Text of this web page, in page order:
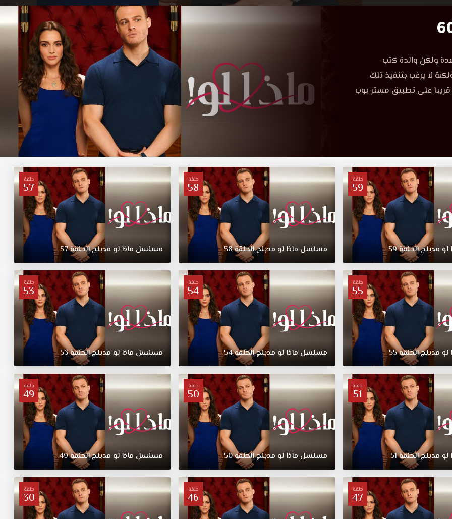
ولكن والدة كتب
لا يرغب بتنفيذ تلك
قريبا على تطبيق مستر بوب
حلقة
59
لو مدبلجالحلقة59
حلقة
58
مسلسل ماذا لو مدبلجالحلقة58
حلقة
57
مسلسل ماذا لو مدبلجالحلقة57
حلقة
55
لو مدبلجالحلقة55
حلقة
54
مسلسل ماذا لو مدبلجالحلقة54
حلقة
53
مسلسل ماذا لو مدبلجالحلقة53
حلقة
51
لو مدبلجالحلقة51
حلقة
50
مسلسل ماذا لو مدبلجالحلقة50
حلقة
49
مسلسل ماذا لو مدبلجالحلقة49
حلقة
47
حلقة
46
حلقة
30